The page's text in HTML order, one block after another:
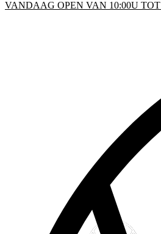
VANDAAG OPEN VAN 10:00U TOT